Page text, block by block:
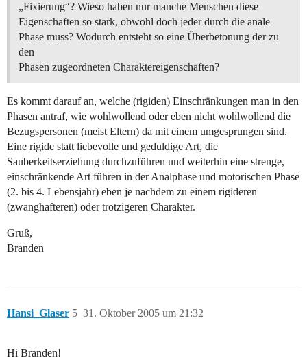
„Fixierung“? Wieso haben nur manche Menschen diese
Eigenschaften so stark, obwohl doch jeder durch die anale
Phase muss? Wodurch entsteht so eine Überbetonung der zu
den
Phasen zugeordneten Charaktereigenschaften?
Es kommt darauf an, welche (rigiden) Einschränkungen man in den
Phasen antraf, wie wohlwollend oder eben nicht wohlwollend die
Bezugspersonen (meist Eltern) da mit einem umgesprungen sind.
Eine rigide statt liebevolle und geduldige Art, die
Sauberkeitserziehung durchzuführen und weiterhin eine strenge,
einschränkende Art führen in der Analphase und motorischen Phase
(2. bis 4. Lebensjahr) eben je nachdem zu einem rigideren
(zwanghafteren) oder trotzigeren Charakter.
Gruß,
Branden
Hansi_Glaser 31. Oktober 2005 um 21:32
5
Hi Branden!